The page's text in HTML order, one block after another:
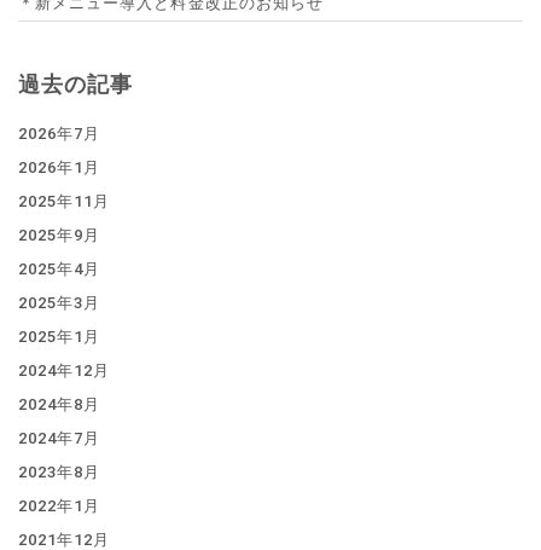
過去の記事
2026年7月
2026年1月
2025年11月
2025年9月
2025年4月
2025年3月
2025年1月
2024年12月
2024年8月
2024年7月
2023年8月
2022年1月
2021年12月